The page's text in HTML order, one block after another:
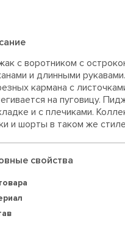
с воротником с
и длинными
кармана с
на пуговицу.
и с плечиками.
и шорты в таком же
свойства